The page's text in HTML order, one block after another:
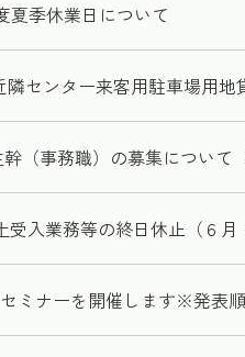
夏季休業日について
センター来客用駐車場用地
（事務職）の募集について
受入業務等の終日休止（６
ミナーを開催します※発表順